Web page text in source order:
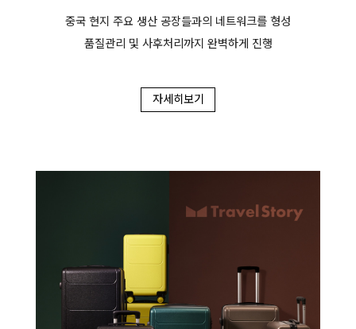
중국 현지 주요 생산 공장들과의 네트워크를 형성
품질관리 및 사후처리까지 완벽하게 진행
자세히보기